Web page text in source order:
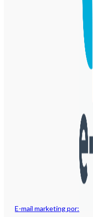
E-mail marketing por: